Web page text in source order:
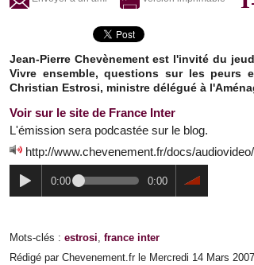
Jean-Pierre Chevènement est l'invité du
Vivre ensemble, questions sur les peurs
Christian Estrosi, ministre délégué à
Voir sur le site de France Inter
L'émission sera podcastée sur le blog.
http://www.chevenement.fr/docs/
0:00 0:00
Mots-clés : estrosi, france inter
Rédigé par Chevenement.fr le Mercredi 14 Mars